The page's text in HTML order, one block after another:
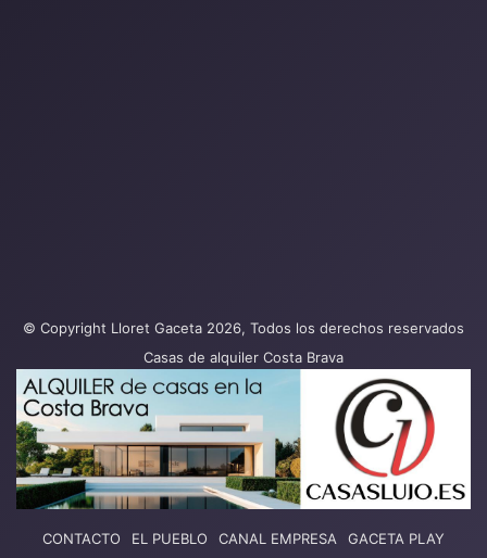
© Copyright Lloret Gaceta 2026, Todos los derechos reservados
Casas de alquiler Costa Brava
CONTACTO EL PUEBLO CANAL EMPRESA GACETA PLAY